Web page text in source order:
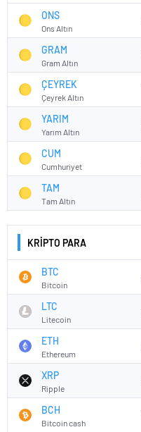
ONS
Ons Altın
GRAM
Gram Altın
ÇEYREK
Çeyrek Altın
YARIM
Yarım Altın
CUM
Cumhuriyet
TAM
Tam Altın
KRİPTO PARA
BTC
Bitcoin
LTC
Litecoin
ETH
Ethereum
XRP
Ripple
BCH
Bitcoin cash